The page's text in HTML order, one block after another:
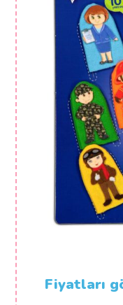
Fiyatları